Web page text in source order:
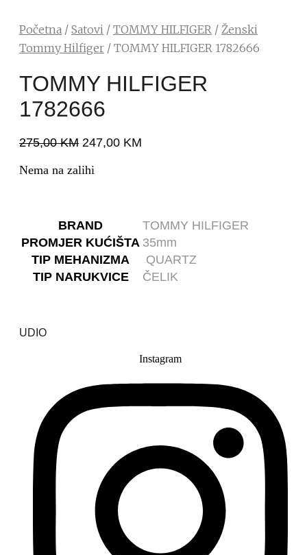
Početna / Satovi / TOMMY HILFIGER / Ženski
Tommy Hilfiger / TOMMY HILFIGER 1782666
TOMMY HILFIGER
1782666
275,00KM 247,00 KM
Nema na zalihi
BRAND
TOMMY HILFIGER
PROMJER KUĆIŠTA 35mm
TIP MEHANIZMA
QUARTZ
TIP NARUKVICE
ČELIK
UDIO
Instagram